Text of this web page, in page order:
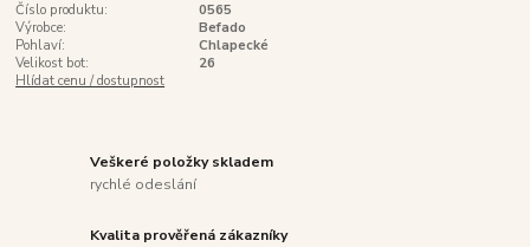
Číslo produktu:
0565
Výrobce:
Befado
Pohlaví:
Chlapecké
Velikost bot:
26
Hlídat cenu / dostupnost
Veškeré položky skladem
rychlé odeslání
Kvalita prověřená zákazníky